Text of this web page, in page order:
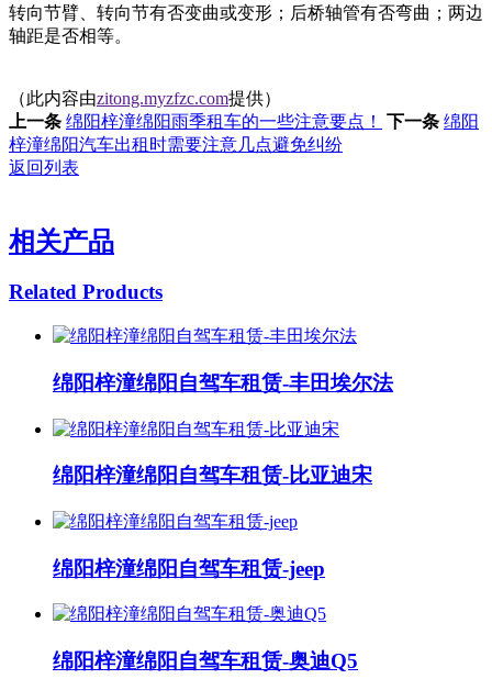
转向节臂、转向节有否变曲或变形；后桥轴管有否弯曲；两边
轴距是否相等。
（此内容由zitong.myzfzc.com提供）
上一条 绵阳梓潼绵阳雨季租车的一些注意要点！ 下一条 绵阳
梓潼绵阳汽车出租时需要注意几点避免纠纷
返回列表
相关产品
Related Products
绵阳梓潼绵阳自驾车租赁-丰田埃尔法
绵阳梓潼绵阳自驾车租赁-比亚迪宋
绵阳梓潼绵阳自驾车租赁-jeep
绵阳梓潼绵阳自驾车租赁-奥迪Q5